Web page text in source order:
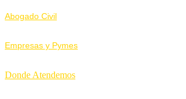
Abogado Civil
Empresas y Pymes
Donde Atendemos